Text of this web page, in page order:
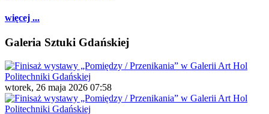
więcej ...
Galeria Sztuki Gdańskiej
wtorek, 26 maja 2026 07:58